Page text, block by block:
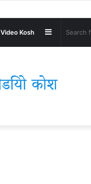
Video Kosh Sidebar